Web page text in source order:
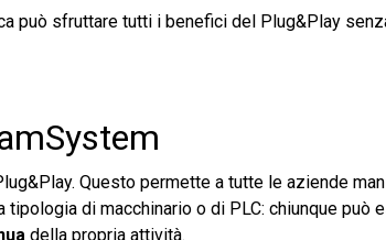
può sfruttare tutti i benefici del Plug&Play
Questo permette a tutte le aziende
di macchinario o di PLC: chiunque può
della propria attività.